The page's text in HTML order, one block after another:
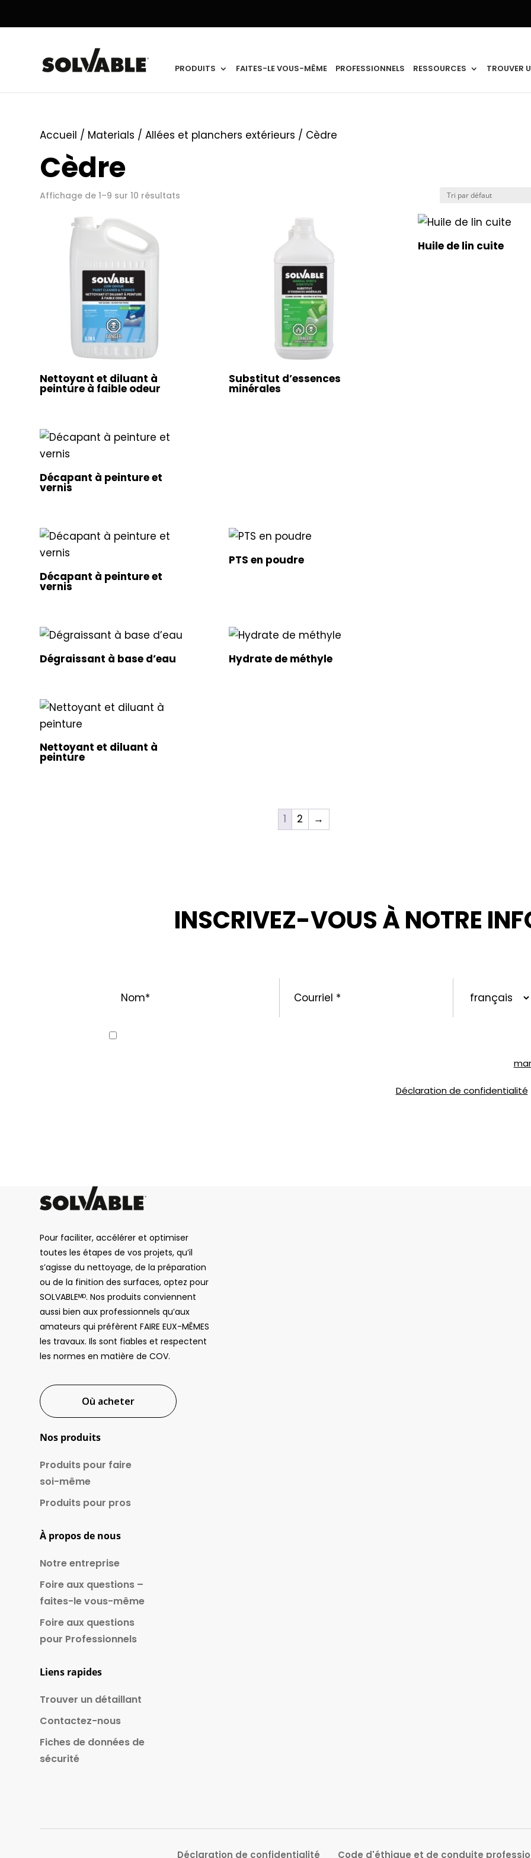
PRODUITS FAITES-LE VOUS-MÊME PROFESSIONNELS RESSOURCES TROUVER
Accueil / Materials /Allées et planchers extérieurs / Cèdre
Cèdre
Affichage de 1–9 sur 10 résultats
Nettoyant et diluant à
peinture à faible odeur
Substitut d’essences
minérales
Huile de lin cuite
Décapant à peinture et
vernis
Décapant à peinture et
vernis
PTS en poudre
Dégraissant à base d’eau Hydrate de méthyle
Nettoyant et diluant à
peinture
1 2 →
INSCRIVEZ-VOUS À NOTRE
préférée
Consent
Déclaration de confidentialité
Pour faciliter, accélérer et optimiser
toutes les étapes de vos projets, qu’il
s’agisse du nettoyage, de la préparation
ou de la finition des surfaces, optez pour
SOLVABLEᴹᴰ. Nos produits conviennent
aussi bien aux professionnels qu’aux
amateurs qui préfèrent FAIRE EUX-MÊMES
les travaux. Ils sont fiables et respectent
les normes en matière de COV.
Où acheter
Nos produits
Produits pour faire
soi-même
Produits pour pros
À propos de nous
Notre entreprise
Foire aux questions –
faites-le vous-même
Foire aux questions
pour Professionnels
Liens rapides
Trouver un détaillant
Contactez-nous
Fiches de données de
sécurité
Déclaration de confidentialité Code d'éthique et de conduite